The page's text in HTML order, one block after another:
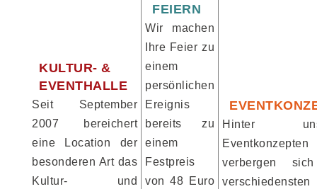
KULTUR- &
EVENTHALLE
Seit September
2007 bereichert
eine Location der
besonderen Art das
Kultur- und
FEIERN
Wir machen
Ihre Feier zu
einem
persönlichen
Ereignis
bereits zu
einem
Festpreis
von 48 Euro
Hinter
Eventkonzepten
verbergen
verschiedensten